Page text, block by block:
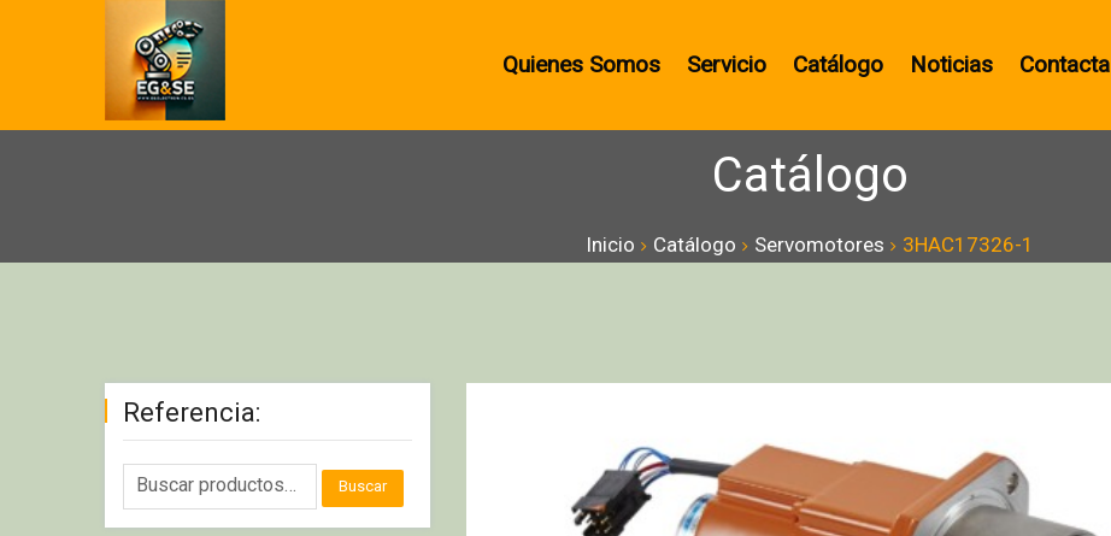
Quienes Somos Servicio Catálogo Noticias Contacta
Catálogo
Inicio Catálogo Servomotores 3HAC17326-1
Referencia:
Buscar